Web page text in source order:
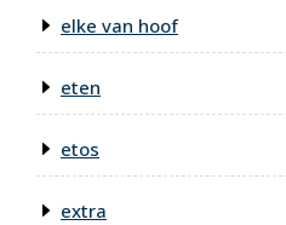
elke van hoof
eten
etos
extra